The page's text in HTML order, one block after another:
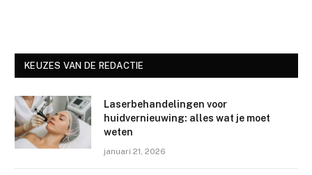
KEUZES VAN DE REDACTIE
Laserbehandelingen voor
huidvernieuwing: alles wat je moet
weten
januari 21, 2026